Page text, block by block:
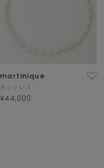
martinique
ネックレス
¥44,000